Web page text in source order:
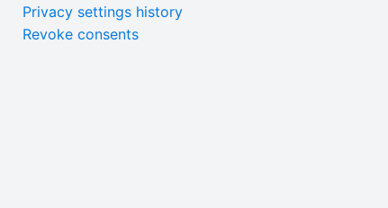
Privacy settings history
Revoke consents